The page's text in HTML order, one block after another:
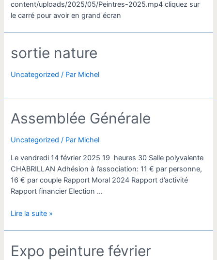
content/uploads/2025/05/Peintres-2025.mp4 cliquez sur
le carré pour avoir en grand écran
sortie nature
Uncategorized / Par Michel
Assemblée Générale
Uncategorized / Par Michel
Le vendredi 14 février 2025 19 heures 30 Salle polyvalente
CHABRILLAN Adhésion à l’association: 11 € par personne,
16 € par couple Rapport Moral 2024 Rapport d’activité
Rapport financier Election …
Assemblée
Lire la suite »
Expo peinture février